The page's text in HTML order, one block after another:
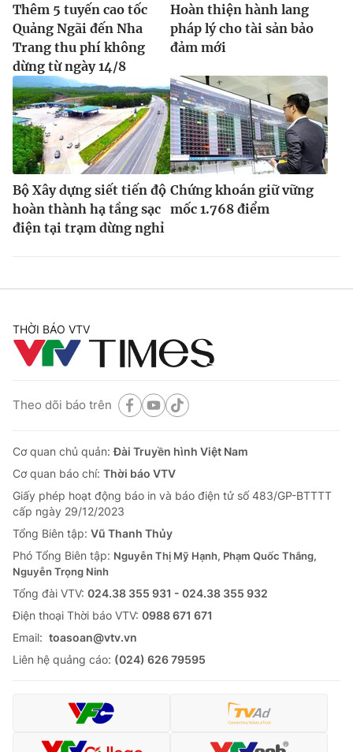
Thêm 5 tuyến cao tốc
Quảng Ngãi đến Nha
Trang thu phí không
dừng từ ngày 14/8
Hoàn thiện hành lang
pháp lý cho tài sản bảo
đảm mới
Bộ Xây dựng siết tiến độ
hoàn thành hạ tầng sạc
điện tại trạm dừng nghỉ
Chứng khoán giữ vững
mốc 1.768 điểm
THỜI BÁO VTV
Theo dõi báo trên
Cơ quan chủ quản:Đài Truyền hình Việt Nam
Cơ quan báo chí: Thời báo VTV
Giấy phép hoạt động báo in và báo điện tử số 483/GP-BTTTT
cấp ngày 29/12/2023
Tổng Biên tập: Vũ Thanh Thủy
Phó Tổng Biên tập: Nguyễn Thị Mỹ Hạnh, Phạm Quốc Thắng,
Nguyễn Trọng Ninh
Tổng đài VTV: 024.38 355 931 - 024.38 355 932
Ðiện thoại Thời báo VTV: 0988 671 671
Email: toasoan@vtv.vn
Liên hệ quảng cáo: (024) 626 79595